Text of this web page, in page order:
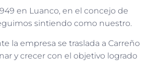
en Luanco, en el concejo de
sintiendo como nuestro.
la empresa se traslada a Carreño
y crecer con el objetivo logrado